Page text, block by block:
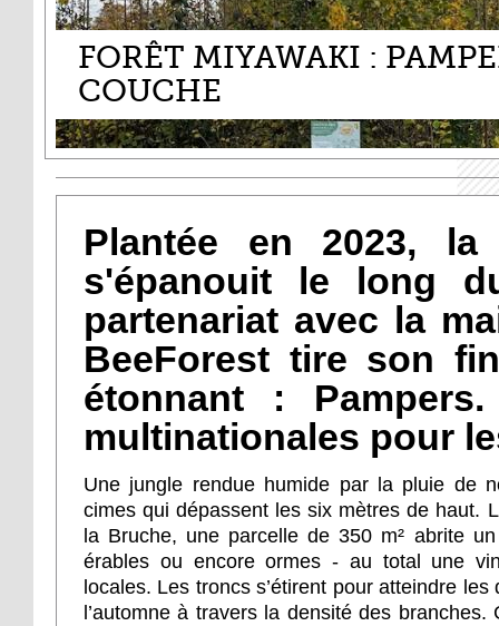
FORÊT MIYAWAKI :
COUCHE
Plantée en 2023, la
s'épanouit le long
partenariat avec la
BeeForest tire son
étonnant :
multinationales pour
Une jungle rendue humide par la pluie de
cimes qui dépassent les six mètres de haut.
la Bruche, une parcelle de 350 m² abrite
érables ou encore ormes - au total une
locales. Les troncs s’étirent pour atteindre
l’automne à travers la densité des branches.